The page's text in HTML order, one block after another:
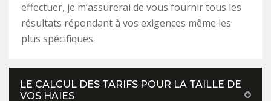
effectuer, je m’assurerai de vous fournir tous les
résultats répondant à vos exigences même les
plus spécifiques.
LE CALCUL DES TARIFS POUR LA TAILLE DE
VOS HAIES